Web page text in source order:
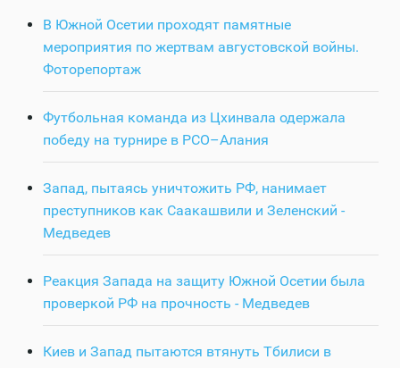
В Южной Осетии проходят памятные
мероприятия по жертвам августовской войны.
Фоторепортаж
Футбольная команда из Цхинвала одержала
победу на турнире в РСО–Алания
Запад, пытаясь уничтожить РФ, нанимает
преступников как Саакашвили и Зеленский -
Медведев
Реакция Запада на защиту Южной Осетии была
проверкой РФ на прочность - Медведев
Киев и Запад пытаются втянуть Тбилиси в